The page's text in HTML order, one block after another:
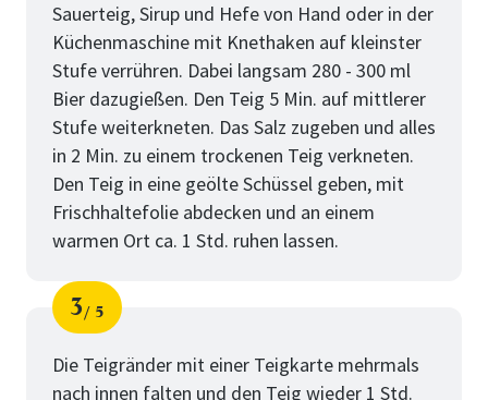
Sauerteig, Sirup und Hefe von Hand oder in der
Küchenmaschine mit Knethaken auf kleinster
Stufe verrühren. Dabei langsam 280 - 300 ml
Bier dazugießen. Den Teig 5 Min. auf mittlerer
Stufe weiterkneten. Das Salz zugeben und alles
in 2 Min. zu einem trockenen Teig verkneten.
Den Teig in eine geölte Schüssel geben, mit
Frischhaltefolie abdecken und an einem
warmen Ort ca. 1 Std. ruhen lassen.
Schritt
3
von
5
Die Teigränder mit einer Teigkarte mehrmals
nach innen falten und den Teig wieder 1 Std.